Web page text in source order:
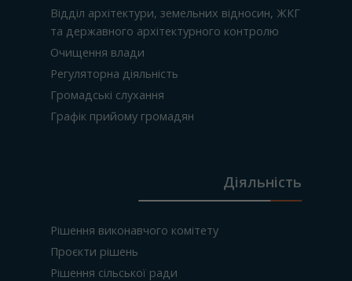
Відділ архітектури, земельних відносин, ЖКГ
та державного архітектурного контролю
Очищення влади
Регуляторна діяльність
Громадські слухання
Графік прийому громадян
Діяльність
Рішення виконавчого комітету
Проєкти рішень
Рішення сільської ради